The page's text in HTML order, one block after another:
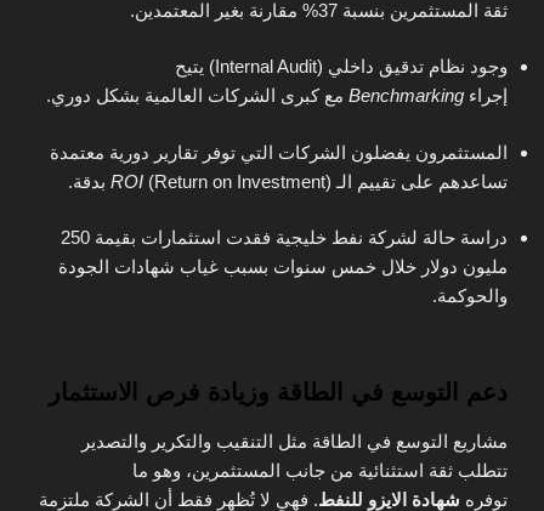
ثقة المستثمرين بنسبة 37% مقارنة بغير المعتمدين.
وجود نظام تدقيق داخلي (Internal Audit) يتيح
إجراء Benchmarking مع كبرى الشركات العالمية بشكل دوري.
المستثمرون يفضلون الشركات التي توفر تقارير دورية معتمدة
تساعدهم على تقييم الـ
ROI (Return on Investment) بدقة.
دراسة حالة لشركة نفط خليجية فقدت استثمارات بقيمة 250
مليون دولار خلال خمس سنوات بسبب غياب شهادات الجودة
والحوكمة.
دعم التوسع في الطاقة وزيادة فرص الاستثمار
مشاريع التوسع في الطاقة مثل التنقيب والتكرير والتصدير
تتطلب ثقة استثنائية من جانب المستثمرين، وهو ما
توفره شهادة الايزو للنفط. فهي لا تُظهر فقط أن الشركة ملتزمة